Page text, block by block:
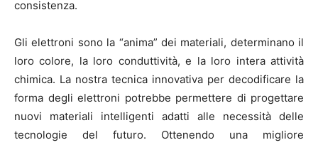
consistenza.
Gli elettroni sono la “anima” dei materiali, determinano il
loro colore, la loro conduttività, e la loro intera attività
chimica. La nostra tecnica innovativa per decodificare la
forma degli elettroni potrebbe permettere di progettare
nuovi materiali intelligenti adatti alle necessità delle
tecnologie del futuro. Ottenendo una migliore